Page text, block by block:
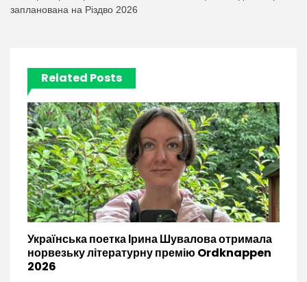
запланована на Різдво 2026
Related Posts
Українська поетка Ірина Шувалова отримала
норвезьку літературну премію Ordknappen
2026